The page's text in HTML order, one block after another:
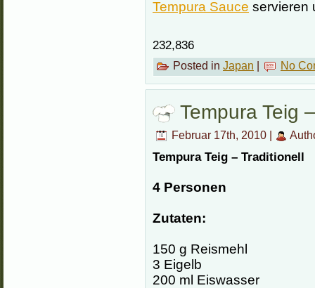
Tempura Sauce servieren
232,836
Posted in Japan No
Tempura Teig
Februar 17th, 2010 |
Tempura Teig – Traditionell
4 Personen
Zutaten:
150 g Reismehl
3 Eigelb
200 ml Eiswasser